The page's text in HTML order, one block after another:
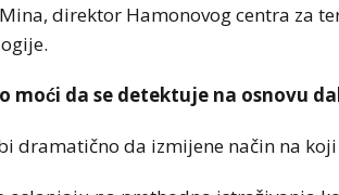
direktor Hamonovog centra za
moći da se detektuje na osnovu
dramatično da izmijene način na